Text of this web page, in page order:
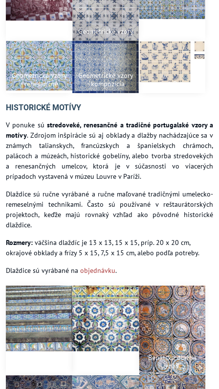
Geometrické vzory
Geometrické vzory
- renesančné
Geometrické vzory
- kompozícia
A-D
HISTORICKÉ MOTÍVY
V ponuke sú stredoveké, renesančné a tradičné portugalské vzory a
motívy. Zdrojom inšpirácie sú aj obklady a dlažby nachádzajúce sa v
známych talianskych, francúzskych a španielskych chrámoch,
palácoch a múzeách, historické gobelíny, alebo tvorba stredovekých
a renesančných umelcov, ktorá je v súčasnosti vo viacerých
prípadoch vystavená v múzeu Louvre v Paríži.
Dlaždice sú ručne vyrábané a ručne maľované tradičnými umelecko-
remeselnými technikami. Často sú používané v reštaurátorských
projektoch, keďže majú rovnaký vzhľad ako pôvodné historické
dlaždice.
Rozmery: väčšina dlaždíc je 13 x 13, 15 x 15, príp. 20 x 20 cm,
okrajové obklady a frízy 5 x 15, 7,5 x 15 cm, alebo podľa potreby.
Dlaždice sú vyrábané na objednávku.
Benátska dlažba
rc05